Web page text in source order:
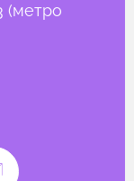
(метро